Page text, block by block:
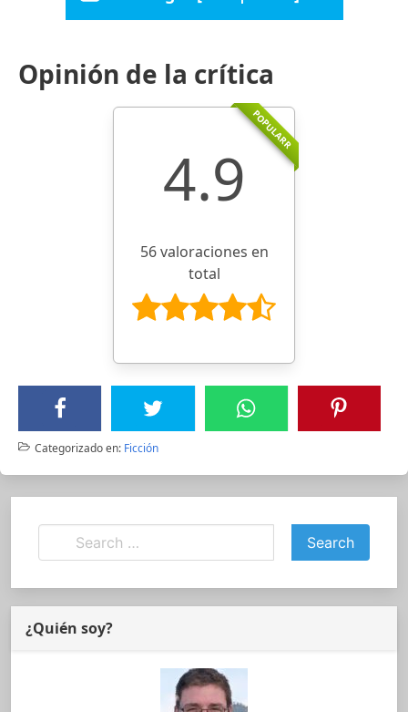
Opinión de la crítica
POPULARR
4.9
56 valoraciones en
total
Categorizado en: Ficción
¿Quién soy?